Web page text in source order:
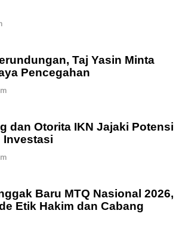
Taj Yasin Minta
Pencegahan
dan Otorita IKN Jajaki Potensi
Investasi
Baru MTQ Nasional 2026,
Etik Hakim dan Cabang